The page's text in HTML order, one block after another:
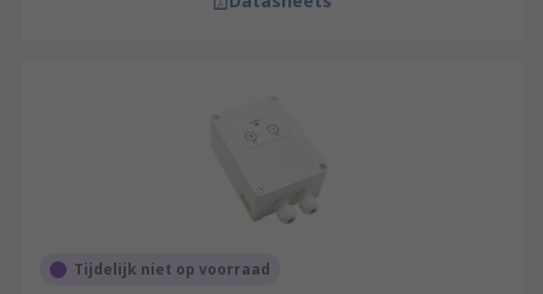
Tijdelijk niet op voorraad